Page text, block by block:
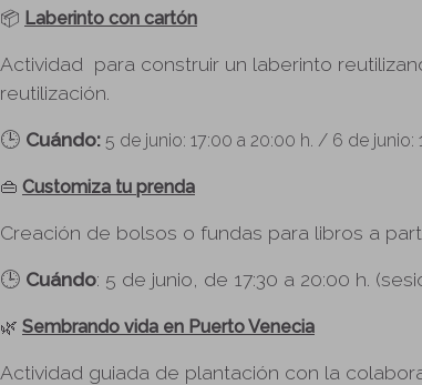
📦 Laberinto con cartón
Actividad para construir un laberinto
reutilización.
🕒 Cuándo: 5 de junio: 17:00 a 20:00 h. / 6 de junio:
👜 Customiza tu prenda
Creación de bolsos o fundas para libros a
🕒 Cuándo: 5 de junio, de 17:30 a 20:00 h.
🌿 Sembrando vida en Puerto Venecia
Actividad guiada de plantación con la